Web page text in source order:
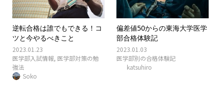
逆転合格は誰でもできる！コ
ツと今やるべきこと
2023.01.23
医学部入試情報, 医学部対策の勉
強法
Soko
偏差値50からの東海大学医学
部合格体験記
2023.01.03
医学部別の合格体験記
katsuhiro